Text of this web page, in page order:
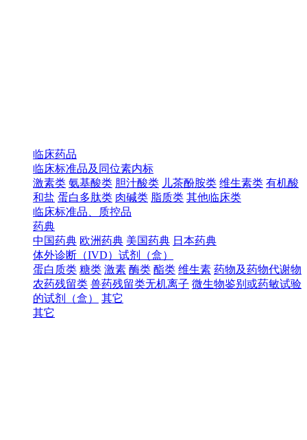
临床药品
临床标准品及同位素内标
激素类 氨基酸类 胆汁酸类 儿茶酚胺类 维生素类 有机酸
和盐 蛋白多肽类 肉碱类 脂质类 其他临床类
临床标准品、质控品
药典
中国药典 欧洲药典 美国药典 日本药典
体外诊断（IVD）试剂（盒）
蛋白质类 糖类 激素 酶类 酯类 维生素 药物及药物代谢物
农药残留类 兽药残留类无机离子 微生物鉴别或药敏试验
的试剂（盒）
其它
其它